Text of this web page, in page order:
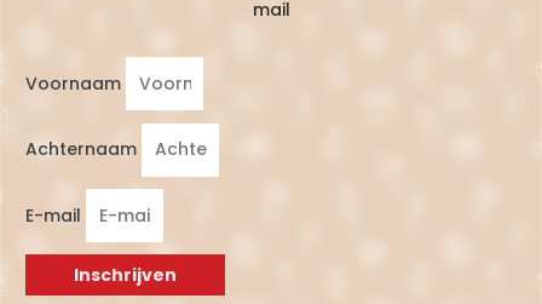
mail
Voornaam
Achternaam
E-mail
Inschrijven